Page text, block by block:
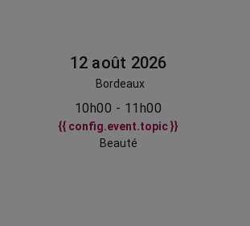
12 août 2026
Bordeaux
10h00 - 11h00
{{ config.event.topic }}
Beauté